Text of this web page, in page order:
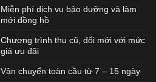
Miễn phí dịch vụ bảo dưỡng và làm
mới đồng hồ
Chương trình thu cũ, đổi mới với mức
giá ưu đãi
Vận chuyển toàn cầu từ 7 – 15 ngày